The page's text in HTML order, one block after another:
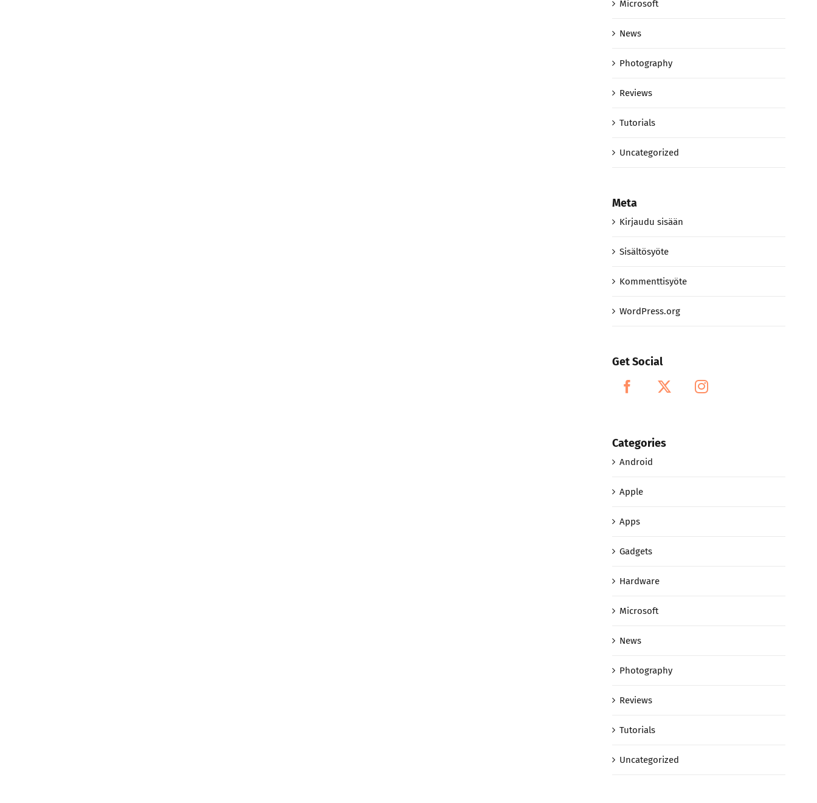
Microsoft
News
Photography
Reviews
Tutorials
Uncategorized
Meta
Kirjaudu sisään
Sisältösyöte
Kommenttisyöte
WordPress.org
Get Social
Categories
Android
Apple
Apps
Gadgets
Hardware
Microsoft
News
Photography
Reviews
Tutorials
Uncategorized